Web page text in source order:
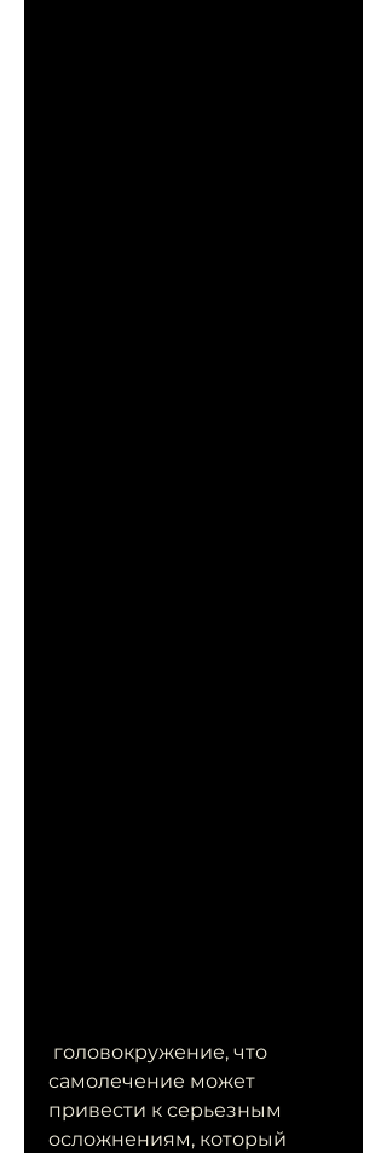
самолечение может
привести к серьезным
осложнениям, который